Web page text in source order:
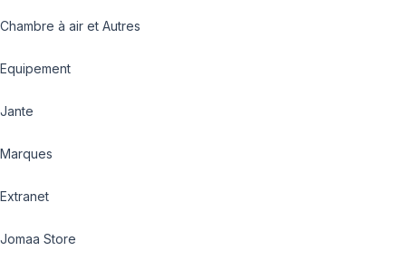
Chambre à air et Autres
Equipement
Jante
Marques
Extranet
Jomaa Store